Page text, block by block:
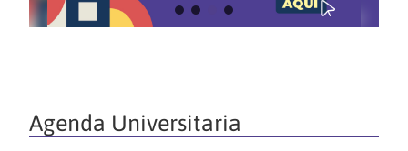
Agenda Universitaria